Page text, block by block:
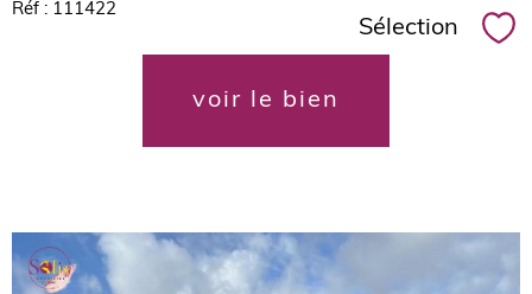
Réf : 111422
Sélection
voir le bien